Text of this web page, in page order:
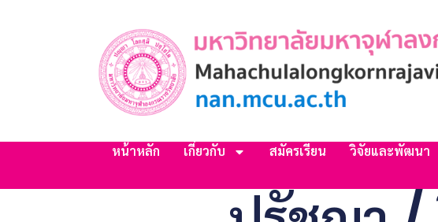
หน้าหลัก เกี่ยวกับ สมัครเรียน วิจัยและพัฒนา